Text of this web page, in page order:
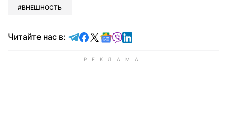
ВНЕШНОСТЬ
Читайте нас в: Читайте в Telegram
Читайте в Facebook
Читайте в X
Читайте в Google news
Читайте в Viber
Читайте в LinkedIn